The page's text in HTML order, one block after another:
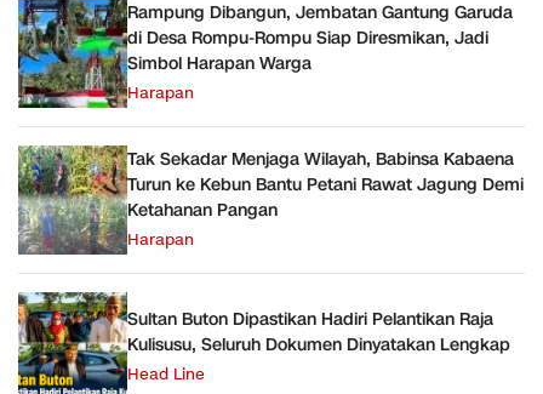
Rampung Dibangun, Jembatan Gantung Garuda
di Desa Rompu-Rompu Siap Diresmikan, Jadi
Simbol Harapan Warga
Harapan
Tak Sekadar Menjaga Wilayah, Babinsa Kabaena
Turun ke Kebun Bantu Petani Rawat Jagung Demi
Ketahanan Pangan
Harapan
Sultan Buton Dipastikan Hadiri Pelantikan Raja
Kulisusu, Seluruh Dokumen Dinyatakan Lengkap
Head Line